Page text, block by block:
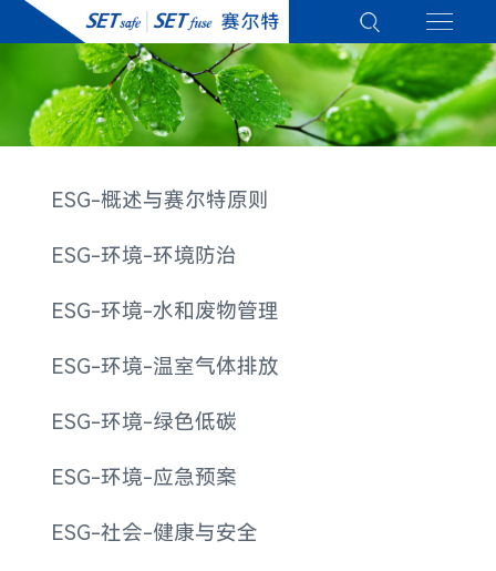
ESG-概述与赛尔特原则
ESG-环境-环境防治
ESG-环境-水和废物管理
ESG-环境-温室气体排放
ESG-环境-绿色低碳
ESG-环境-应急预案
ESG-社会-健康与安全